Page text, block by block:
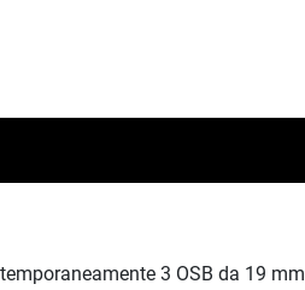
3 OSB da 19 mm